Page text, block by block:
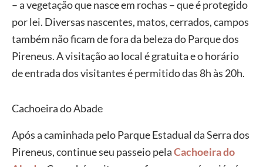
– a vegetação que nasce em rochas – que é protegido
por lei. Diversas nascentes, matos, cerrados, campos
também não ficam de fora da beleza do Parque dos
Pireneus. A visitação ao local é gratuita e o horário
de entrada dos visitantes é permitido das 8h às 20h.
Cachoeira do Abade
Após a caminhada pelo Parque Estadual da Serra dos
Pireneus, continue seu passeio pelaCachoeira do